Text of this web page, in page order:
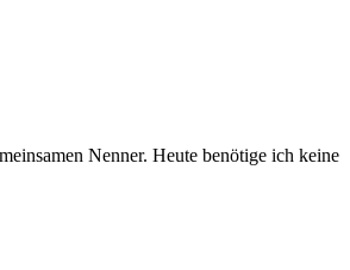
Nenner. Heute benötige ich keine